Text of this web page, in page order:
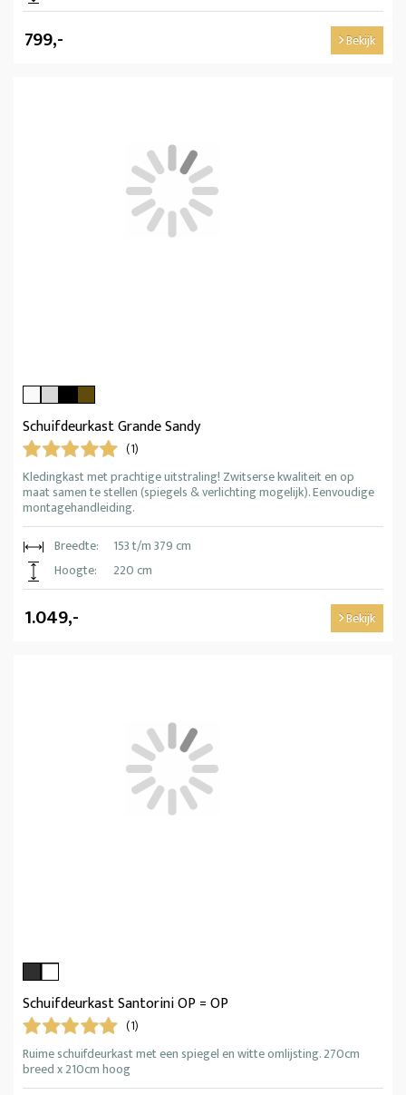
799,- Bekijk
Schuifdeurkast Grande Sandy
(1)
Kledingkast met prachtige uitstraling! Zwitserse kwaliteit en op
maat samen te stellen (spiegels & verlichting mogelijk). Eenvoudige
montagehandleiding.
Breedte:
153 t/m 379 cm
Hoogte:
220 cm
1.049,- Bekijk
Schuifdeurkast Santorini OP = OP
(1)
Ruime schuifdeurkast met een spiegel en witte omlijsting. 270cm
breed x 210cm hoog